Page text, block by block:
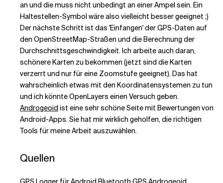
an und die muss nicht unbedingt an einer Ampel sein. Ein
Haltestellen-Symbol wäre also vielleicht besser geeignet ;)
Der nächste Schritt ist das 'Einfangen' der GPS-Daten auf
den OpenStreetMap-Straßen und die Berechnung der
Durchschnittsgeschwindigkeit. Ich arbeite auch daran,
schönere Karten zu bekommen (jetzt sind die Karten
verzerrt und nur für eine Zoomstufe geeignet). Das hat
wahrscheinlich etwas mit den Koordinatensystemen zu tun
und ich könnte OpenLayers einen Versuch geben.
Androgeoid ist eine sehr schöne Seite mit Bewertungen von
Android-Apps. Sie hat mir wirklich geholfen, die richtigen
Tools für meine Arbeit auszuwählen.
Quellen